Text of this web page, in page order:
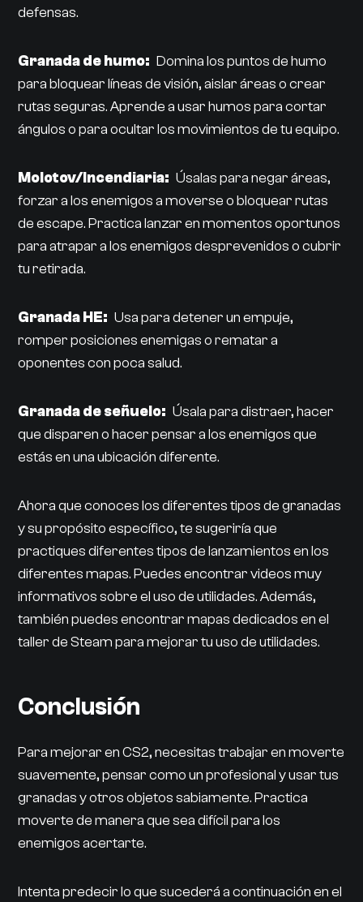
defensas.
Granada de humo: Domina los puntos de humo
para bloquear líneas de visión, aislar áreas o crear
rutas seguras. Aprende a usar humos para cortar
ángulos o para ocultar los movimientos de tu equipo.
Molotov/Incendiaria: Úsalas para negar áreas,
forzar a los enemigos a moverse o bloquear rutas
de escape. Practica lanzar en momentos oportunos
para atrapar a los enemigos desprevenidos o cubrir
tu retirada.
Granada HE: Usa para detener un empuje,
romper posiciones enemigas o rematar a
oponentes con poca salud.
Granada de señuelo: Úsala para distraer, hacer
que disparen o hacer pensar a los enemigos que
estás en una ubicación diferente.
Ahora que conoces los diferentes tipos de granadas
y su propósito específico, te sugeriría que
practiques diferentes tipos de lanzamientos en los
diferentes mapas. Puedes encontrar videos muy
informativos sobre el uso de utilidades. Además,
también puedes encontrar mapas dedicados en el
taller de Steam para mejorar tu uso de utilidades.
Conclusión
Para mejorar en CS2, necesitas trabajar en moverte
suavemente, pensar como un profesional y usar tus
granadas y otros objetos sabiamente. Practica
moverte de manera que sea difícil para los
enemigos acertarte.
Intenta predecir lo que sucederá a continuación en el